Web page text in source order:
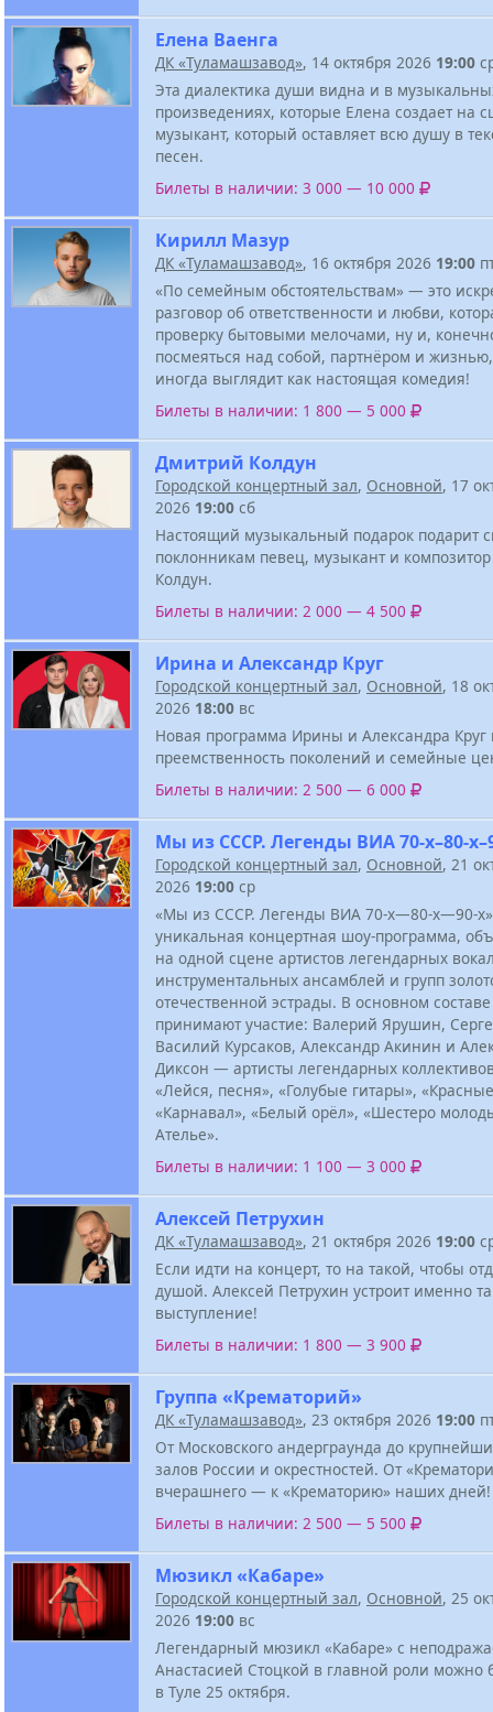
Елена Ваенга
ДК «Туламашзавод», 14 октября 2026 19:00
Эта диалектика души видна и в
произведениях, которые Елена создает на
музыкант, который оставляет всю душу в
песен.
Билеты в наличии: 3 000 — 10 000
Кирилл Мазур
ДК «Туламашзавод», 16 октября 2026 19:00
«По семейным обстоятельствам» — это
разговор об ответственности и любви,
проверку бытовыми мелочами, ну и,
посмеяться над собой, партнёром и
иногда выглядит как настоящая комедия!
Билеты в наличии: 1 800 — 5 000
Дмитрий Колдун
Городской концертный зал, Основной, 17
2026 19:00 сб
Настоящий музыкальный подарок подарит
поклонникам певец, музыкант и
Колдун.
Билеты в наличии: 2 000 — 4 500
Ирина и Александр Круг
Городской концертный зал, Основной, 18
2026 18:00 вс
Новая программа Ирины и Александра Круг
преемственность поколений и семейные
Билеты в наличии: 2 500 — 6 000
Мы из СССР. Легенды ВИА 70-х–80-
Городской концертный зал, Основной, 21
2026 19:00 ср
«Мы из СССР. Легенды ВИА 70-х—80-х—90-
уникальная концертная шоу-программа,
на одной сцене артистов легендарных
инструментальных ансамблей и групп
отечественной эстрады. В основном
принимают участие: Валерий Ярушин,
Василий Курсаков, Александр Акинин и
Диксон — артисты легендарных
«Лейся, песня», «Голубые гитары»,
«Карнавал», «Белый орёл», «Шестеро
Ателье».
Билеты в наличии: 1 100 — 3 000
Алексей Петрухин
ДК «Туламашзавод», 21 октября 2026 19:00
Если идти на концерт, то на такой, чтобы
душой. Алексей Петрухин устроит именно
выступление!
Билеты в наличии: 1 800 — 3 900
Группа «Крематорий»
ДК «Туламашзавод», 23 октября 2026 19:00
От Московского андерграунда до
залов России и окрестностей. От
вчерашнего — к «Крематорию» наших дней!
Билеты в наличии: 2 500 — 5 500
Мюзикл «Кабаре»
Городской концертный зал, Основной, 25
2026 19:00 вс
Легендарный мюзикл «Кабаре» с
Анастасией Стоцкой в главной роли можно
в Туле 25 октября.